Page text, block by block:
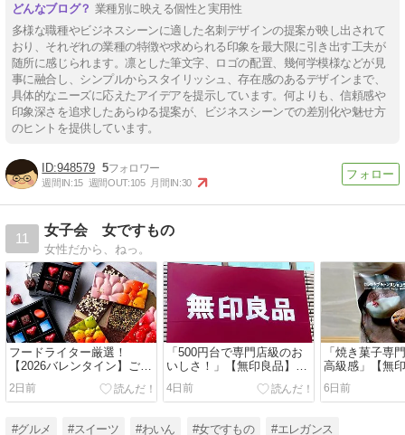
業種別に映える個性と実用性
多様な職種やビジネスシーンに適した名刺デザインの提案が映し出されて
おり、それぞれの業種の特徴や求められる印象を最大限に引き出す工夫が
随所に感じられます。凛とした筆文字、ロゴの配置、幾何学模様などが見
事に融合し、シンプルからスタイリッシュ、存在感のあるデザインまで、
具体的なニーズに応えたアイデアを提示しています。何よりも、信頼感や
印象深さを追求したあらゆる提案が、ビジネスシーンでの差別化や魅せ方
のヒントを提供しています。
948579 5
週間IN:15 週間OUT:105 月間IN:30
11
女子会 女ですもの
女性だから、ねっ。
フードライター厳選！
【2026バレンタイン】ご褒
美チョコにもギフトにも最
適なショコラブランド3選
2日前
「500円台で専門店級のお
いしさ！」【無印良品】新
商品「冬季限定チョコレー
ト」3品を実食リポ
4日前
「焼き菓子専
高級感」【無
限定「ショコ
がプチご褒美
6日前
#グルメ #スイーツ #わいん #女ですもの #エレガンス